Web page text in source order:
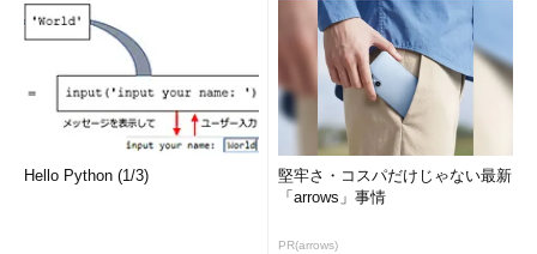
Hello Python (1/3)
堅牢さ・コスパだけじゃない最新
「arrows」事情
PR(arrows)